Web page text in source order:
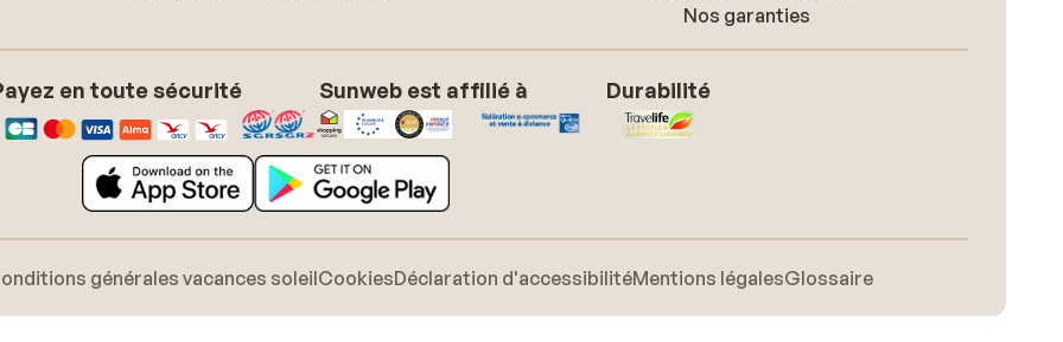
Nos garanties
en toute sécurité Sunweb est affilié à Durabilité
générales vacances soleilCookiesDéclaration d'accessibilitéMentions légalesGlossaire